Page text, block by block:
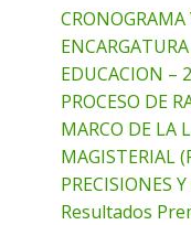
CRONOGRAMA
EDUCACION –
PROCESO DE
MARCO DE LA
MAGISTERIAL
PRECISIONES
Resultados